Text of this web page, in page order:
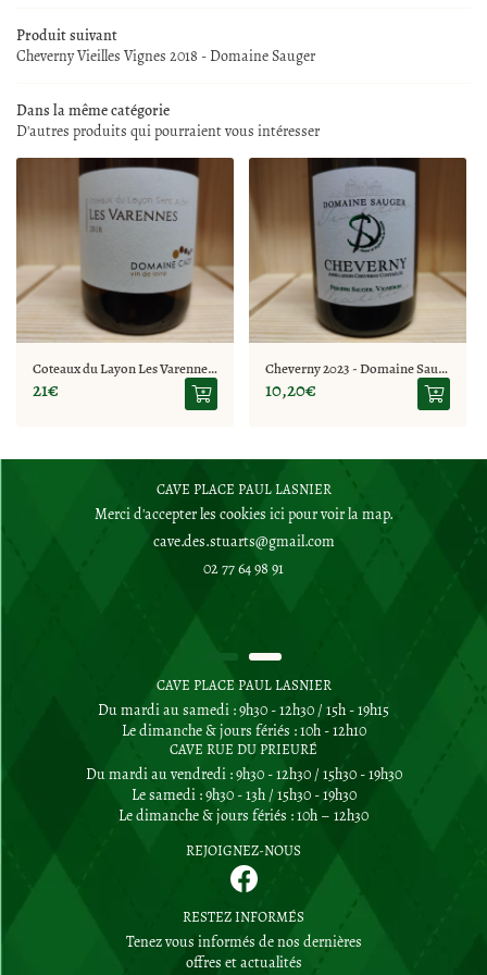
LA BOUTIQUE
CAVE À VINS
CONTACT
RESTEZ
Inscription
Produit suivant
Cheverny Vieilles Vignes 2018 - Domaine Sauger
Dans la même catégorie
D'autres produits qui pourraient vous intéresser
Coteaux du Layon Les Varennes 2018 - Domaine Cady
21€
Cheverny 2023 - Domaine Sauger
10,20€
CAVE PLACE PAUL LASNIER
Merci d'accepter les cookies icipour voir la map.
02 77 64 98 91
CAVE PLACE PAUL LASNIER
Du mardi au samedi : 9h30 - 12h30 / 15h - 19h15
Le dimanche & jours fériés : 10h - 12h10
CAVE RUE DU PRIEURÉ
Du mardi au vendredi : 9h30 - 12h30 / 15h30 - 19h30
Le samedi : 9h30 - 13h / 15h30 - 19h30
Le dimanche & jours fériés : 10h – 12h30
REJOIGNEZ-NOUS
RESTEZ INFORMÉS
Tenez vous informés de nos dernières
offres et actualités